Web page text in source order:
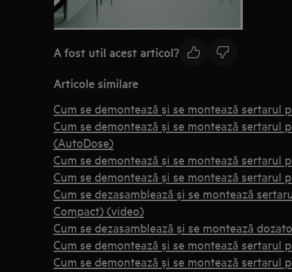
A fost util acest articol?
Articole similare
Cum se demontează și se montează sertarul
Cum se demontează și se montează sertarul
(AutoDose)
Cum se demontează și se montează sertarul
Cum se demontează și se montează sertarul
Cum se dezasamblează și se montează
Compact) (video)
Cum se dezasamblează și se montează
Cum se demontează și se montează sertarul
Cum se demontează și se montează sertarul